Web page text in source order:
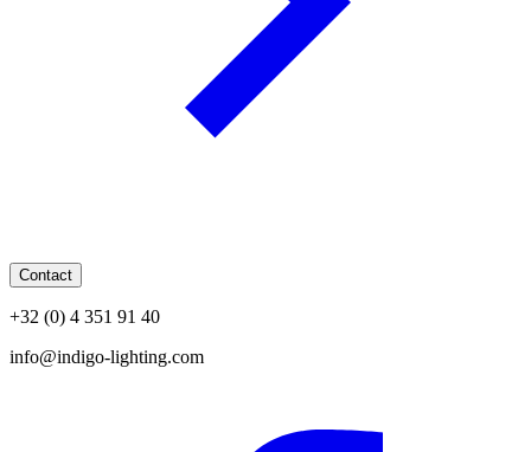
Contact
+32 (0) 4 351 91 40
info@indigo-lighting.com